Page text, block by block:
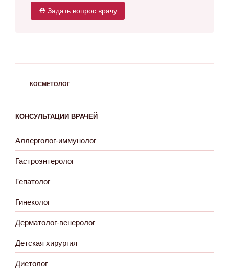
⛑ Задать вопрос врачу
РУБРИКИ
КОСМЕТОЛОГ
КОНСУЛЬТАЦИИ ВРАЧЕЙ
Аллерголог-иммунолог
Гастроэнтеролог
Гепатолог
Гинеколог
Дерматолог-венеролог
Детская хирургия
Диетолог